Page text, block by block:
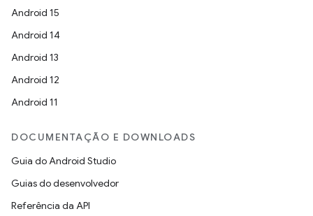
Android 15
Android 14
Android 13
Android 12
Android 11
DOCUMENTAÇÃO E DOWNLOADS
Guia do Android Studio
Guias do desenvolvedor
Referência da API